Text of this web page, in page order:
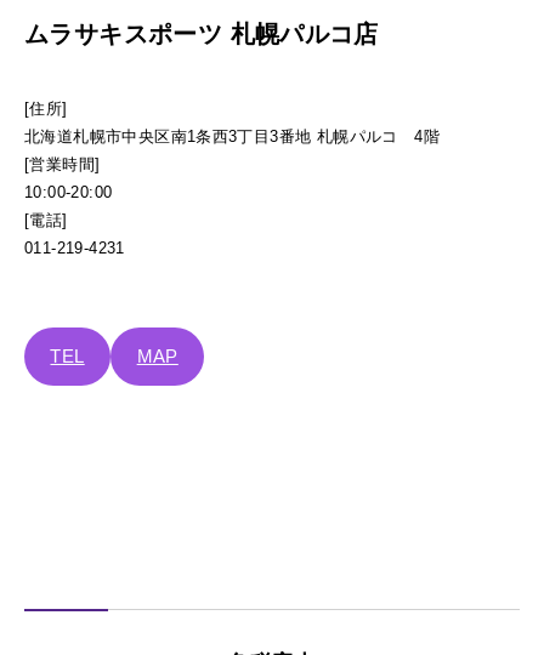
ムラサキスポーツ 札幌パルコ店
[住所]
北海道札幌市中央区南1条西3丁目3番地 札幌パルコ 4階
[営業時間]
10:00-20:00
[電話]
011-219-4231
TEL MAP